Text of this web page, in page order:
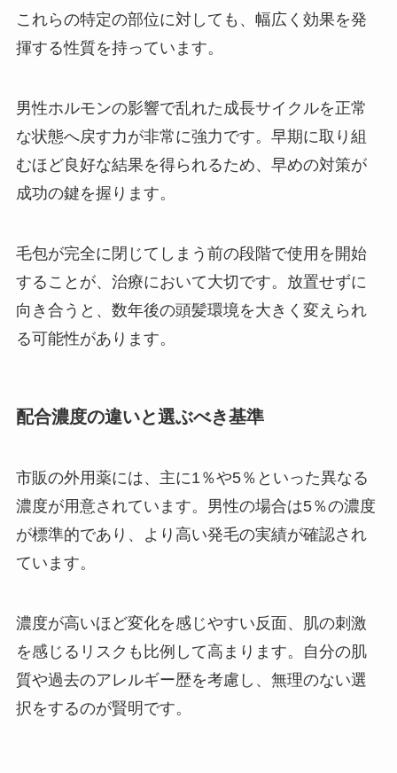
これらの特定の部位に対しても、幅広く効果を発
揮する性質を持っています。
男性ホルモンの影響で乱れた成長サイクルを正常
な状態へ戻す力が非常に強力です。早期に取り組
むほど良好な結果を得られるため、早めの対策が
成功の鍵を握ります。
毛包が完全に閉じてしまう前の段階で使用を開始
することが、治療において大切です。放置せずに
向き合うと、数年後の頭髪環境を大きく変えられ
る可能性があります。
配合濃度の違いと選ぶべき基準
市販の外用薬には、主に1％や5％といった異なる
濃度が用意されています。男性の場合は5％の濃度
が標準的であり、より高い発毛の実績が確認され
ています。
濃度が高いほど変化を感じやすい反面、肌の刺激
を感じるリスクも比例して高まります。自分の肌
質や過去のアレルギー歴を考慮し、無理のない選
択をするのが賢明です。